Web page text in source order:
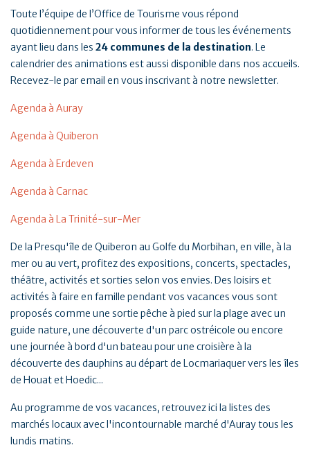
Toute l’équipe de l’Office de Tourisme vous répond
quotidiennement pour vous informer de tous les événements
ayant lieu dans les 24 communes de la destination. Le
calendrier des animations est aussi disponible dans nos accueils.
Recevez-le par email en vous inscrivant à notre newsletter.
Agenda à Auray
Agenda à Quiberon
Agenda à Erdeven
Agenda à Carnac
Agenda à La Trinité-sur-Mer
De la Presqu'île de Quiberon au Golfe du Morbihan, en ville, à la
mer ou au vert, profitez des expositions, concerts, spectacles,
théâtre, activités et sorties selon vos envies. Des loisirs et
activités à faire en famille pendant vos vacances vous sont
proposés comme une sortie pêche à pied sur la plage avec un
guide nature, une découverte d'un parc ostréicole ou encore
une journée à bord d'un bateau pour une croisière à la
découverte des dauphins au départ de Locmariaquer vers les îles
de Houat et Hoedic...
Au programme de vos vacances, retrouvez ici la listes des
marchés locaux avec l'incontournable marché d'Auray tous les
lundis matins.